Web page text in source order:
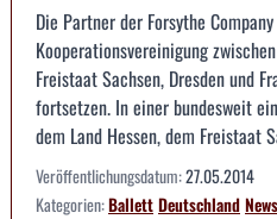
Die Partner der Forsythe
Kooperationsvereinigung
Freistaat Sachsen, Dresden und
fortsetzen. In einer bundesweit
dem Land Hessen, dem Freistaat
Veröffentlichungsdatum:27.05.2014
Kategorien:BallettDeutschlandNews